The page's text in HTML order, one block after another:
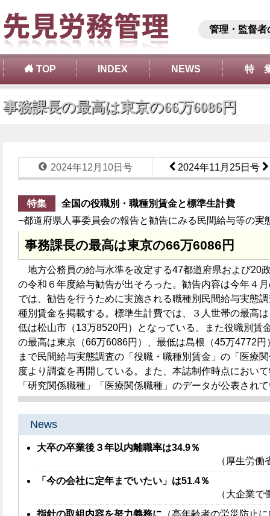
管理・監督者
TOP INDEX NEWS 特
事務課長の最高は東京の66万6086円
2024年12月10日号 2024年11月25日号
特集
全国の役職別・職種別賃金と標準生計費
−都道府県人事委員会の報告と勧告にみる民間給与等の実
事務課長の最高は東京の66万6086円
地方公務員の給与水準を改定する47都道府県および20
の令和６年度給与勧告が出そろった。勧告内容は今年４
では、勧告を行うために実施される職種別民間給与実態
種別賃金を掲載する。標準生計費では、３人世帯の最高
低は松山市（13万8520円）となっている。また役職別賃
の最高は東京（66万6086円）、最低は島根（45万4772
まで民間給与実態調査の「役職・職種別賃金」の「医療
度より調査を再開している。また、本誌制作時点におい
「研究関係職種」「医療関係職種」のデータが公表され
News
大卒の卒業後３年以内離職率は34.9％
（厚生労
「今の会社に定年までいたい」は51.4％
（大企業
指針の取組内容を努力義務に （高年齢者の労災防止